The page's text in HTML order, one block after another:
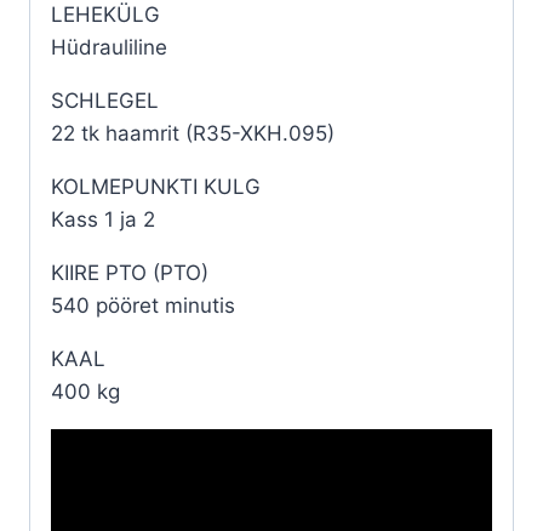
LEHEKÜLG
Hüdrauliline
SCHLEGEL
22 tk haamrit (R35-XKH.095)
KOLMEPUNKTI KULG
Kass 1 ja 2
KIIRE PTO (PTO)
540 pööret minutis
KAAL
400 kg